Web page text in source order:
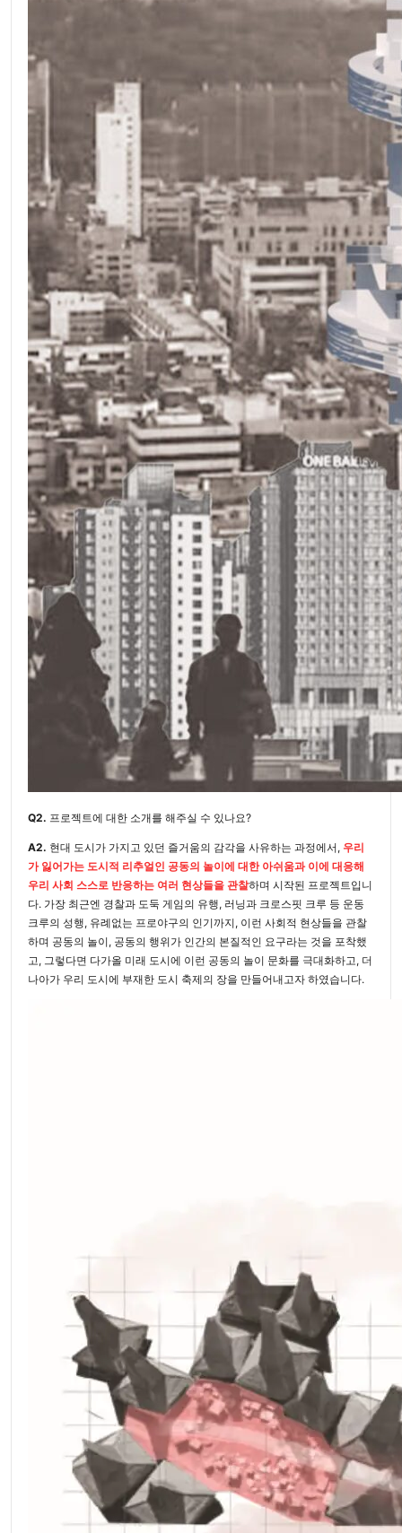
Q2. 프로젝트에 대한 소개를 해주실 수 있나요?
A2. 현대 도시가 가지고 있던 즐거움의 감각을 사유하는 과정에서, 우리
가 잃어가는 도시적 리추얼인 공동의 놀이에 대한 아쉬움과 이에 대응해
우리 사회 스스로 반응하는 여러 현상들을 관찰하며 시작된 프로젝트입니
다. 가장 최근엔 경찰과 도둑 게임의 유행, 러닝과 크로스핏 크루 등 운동
크루의 성행, 유례없는 프로야구의 인기까지, 이런 사회적 현상들을 관찰
하며 공동의 놀이, 공동의 행위가 인간의 본질적인 요구라는 것을 포착했
고, 그렇다면 다가올 미래 도시에 이런 공동의 놀이 문화를 극대화하고, 더
나아가 우리 도시에 부재한 도시 축제의 장을 만들어내고자 하였습니다.